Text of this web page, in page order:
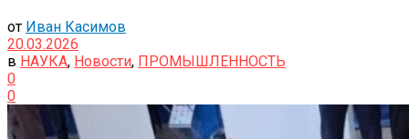
от Иван Касимов
20.03.2026
в НАУКА, Новости, ПРОМЫШЛЕННОСТЬ
0
0